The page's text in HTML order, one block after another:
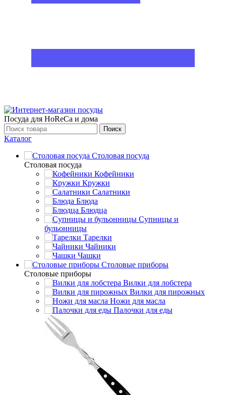
Посуда для HoReCa и дома
Поиск
Каталог
Столовая посуда
Столовая посуда
Кофейники
Кружки
Салатники
Блюда
Блюдца
Супницы и
бульонницы
Тарелки
Чайники
Чашки
Cтоловые приборы
Cтоловые приборы
Вилки для лобстера
Вилки для пирожных
Ножи для масла
Палочки для еды